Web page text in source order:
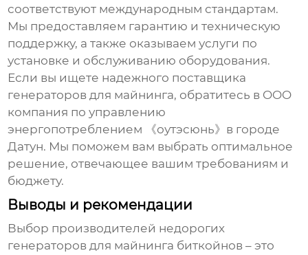
соответствуют международным стандартам.
Мы предоставляем гарантию и техническую
поддержку, а также оказываем услуги по
установке и обслуживанию оборудования.
Если вы ищете надежного поставщика
генераторов для майнинга, обратитесь в OOO
компания по управлению
энергопотреблением 《оутэсюнь》в городе
Датун. Мы поможем вам выбрать оптимальное
решение, отвечающее вашим требованиям и
бюджету.
Выводы и рекомендации
Выбор производителей недорогих
генераторов для майнинга биткойнов – это